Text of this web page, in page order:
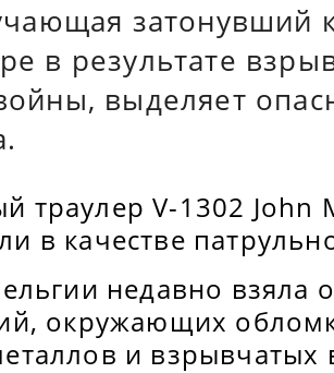
затонувший
в результате
выделяет
траулер V-1302 John
в качестве
недавно взяла
окружающих
и взрывчатых